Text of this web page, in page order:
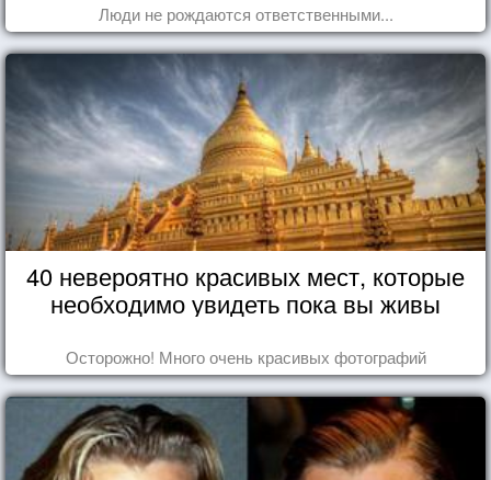
Люди не рождаются ответственными...
40 невероятно красивых мест, которые
необходимо увидеть пока вы живы
Осторожно! Много очень красивых фотографий